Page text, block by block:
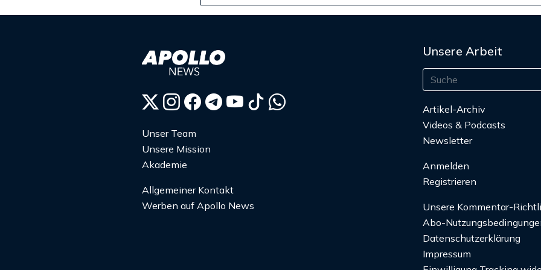
Unser Team
Unsere Mission
Akademie
Allgemeiner Kontakt
Werben auf Apollo News
Unsere Arbeit
Artikel-Archiv
Videos & Podcasts
Newsletter
Anmelden
Registrieren
Unsere Kommentar-
Abo-
Datenschutzerklärung
Impressum